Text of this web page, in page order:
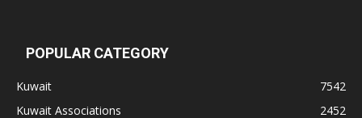
POPULAR CATEGORY
Kuwait
7542
Kuwait Associations
2452